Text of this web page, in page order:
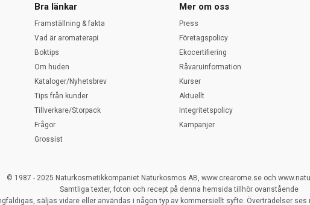
Bra länkar
Framställning & fakta
Vad är aromaterapi
Boktips
Om huden
Kataloger/Nyhetsbrev
Tips från kunder
Tillverkare/Storpack
Frågor
Grossist
Mer om oss
Press
Företagspolicy
Ekocertifiering
Råvaruinformation
Kurser
Aktuellt
Integritetspolicy
Kampanjer
© 1987 - 2025 Naturkosmetikkompaniet Naturkosmos AB, www.crearome.se och
Samtliga texter, foton och recept på denna hemsida tillhör ovanstående
säljas vidare eller användas i någon typ av kommersiellt syfte. Överträdelser ses